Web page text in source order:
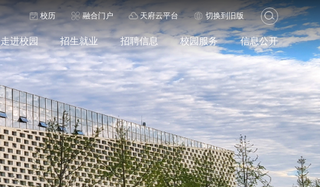
校历 融合门户 天府云平台 切换到旧版
走进校园 招生就业 招聘信息 校园服务 信息公开